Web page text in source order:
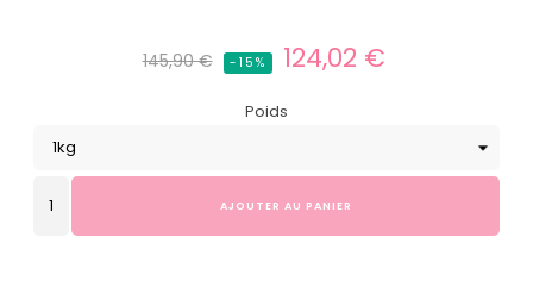
Prix
145,90 € -15%
Prix
124,02 €
Poids
AJOUTER AU PANIER